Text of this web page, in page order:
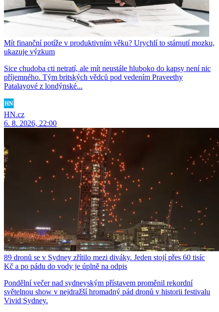
Mít finanční potíže v produktivním věku? Urychlí to stárnutí mozku,
ukazuje výzkum
Sice chudoba cti netratí, ale mít neustále hluboko do kapsy není nic
příjemného. Tým britských vědců pod vedením Praveethy
Patalayové z londýnské...
HN.cz
6. 8. 2026, 22:00
89 dronů se v Sydney zřítilo mezi diváky. Jeden stojí přes 60 tisíc
Kč a po pádu do vody je úplně na odpis
Pondělní večer nad sydneyským přístavem proměnil rekordní
světelnou show v nejdražší hromadný pád dronů v historii festivalu
Vivid Sydney.